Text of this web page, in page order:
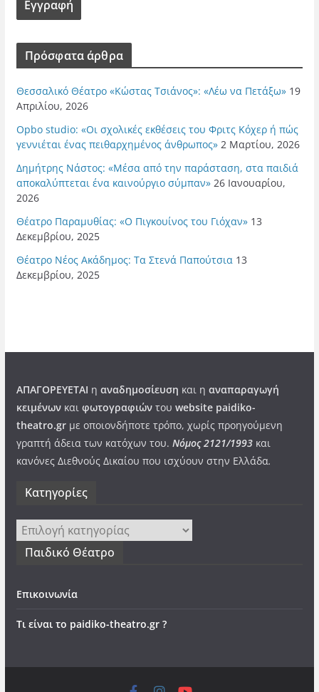
Πρόσφατα άρθρα
Θεσσαλικό Θέατρο «Κώστας Τσιάνος»: «Λέω να Πετάξω» 19
Απριλίου, 2026
Opbo studio: «Οι σχολικές εκθέσεις του Φριτς Κόχερ ή πώς
γεννιέται ένας πειθαρχημένος άνθρωπος» 2 Μαρτίου, 2026
Δημήτρης Νάστος: «Μέσα από την παράσταση, στα παιδιά
αποκαλύπτεται ένα καινούργιο σύμπαν» 26 Ιανουαρίου,
2026
Θέατρο Παραμυθίας: «Ο Πιγκουίνος του Γιόχαν» 13
Δεκεμβρίου, 2025
Θέατρο Νέος Ακάδημος: Τα Στενά Παπούτσια 13
Δεκεμβρίου, 2025
ΑΠΑΓΟΡΕΥΕΤΑΙ η αναδημοσίευση και η αναπαραγωγή
κειμένωνκαι φωτογραφιώντου website paidiko-
theatro.grμε οποιονδήποτε τρόπο, χωρίς προηγούμενη
γραπτή άδεια των κατόχων του. Νόμος 2121/1993και
κανόνες Διεθνούς Δικαίου που ισχύουν στην Ελλάδα.
Kατηγορίες
Kατηγορίες
Παιδικό Θέατρο
Επικοινωνία
Τι είναι το paidiko-theatro.gr ?